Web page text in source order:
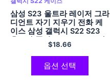
삼성 S23 울트라 레이저 그라
디언트 자기 지우기 전화 케
이스 삼성 갤럭시 S22 S23
울트라 플러스 Magasafe 하
$18.66
옵션 선택